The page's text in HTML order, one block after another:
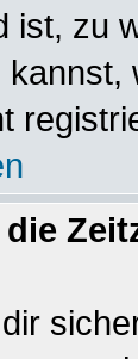
ist, zu
die